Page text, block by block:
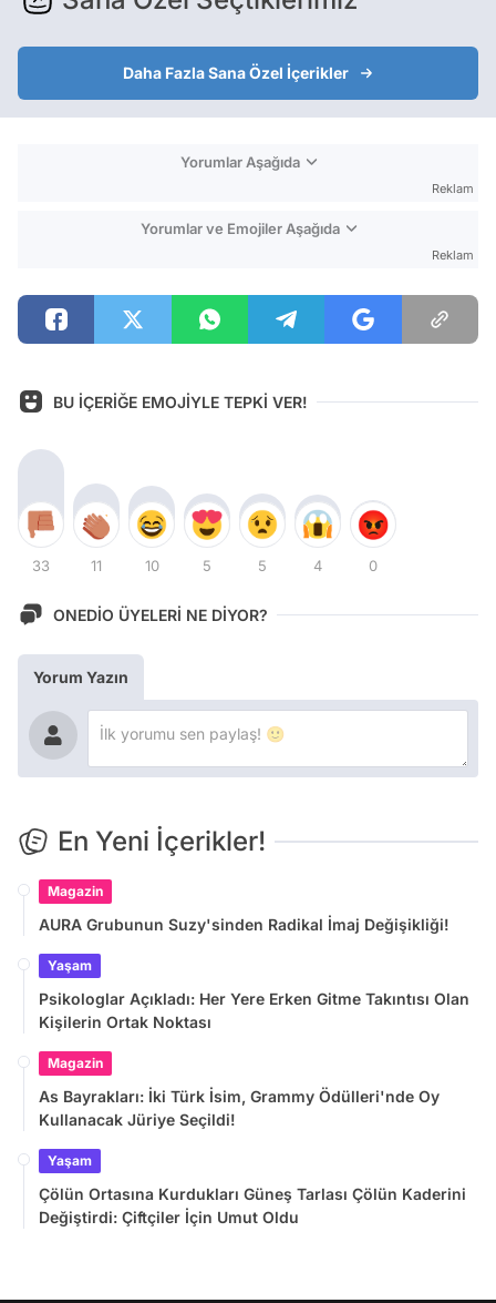
Daha Fazla Sana Özel İçerikler
Yorumlar Aşağıda
Reklam
Yorumlar ve Emojiler Aşağıda
Reklam
BU İÇERİĞE EMOJİYLE TEPKİ VER!
33 11 10 5 5 4 0
ONEDİO ÜYELERİ NE DİYOR?
Yorum Yazın
En Yeni İçerikler!
Magazin
AURA Grubunun Suzy'sinden Radikal İmaj Değişikliği!
Yaşam
Psikologlar Açıkladı: Her Yere Erken Gitme Takıntısı Olan
Kişilerin Ortak Noktası
Magazin
As Bayrakları: İki Türk İsim, Grammy Ödülleri'nde Oy
Kullanacak Jüriye Seçildi!
Yaşam
Çölün Ortasına Kurdukları Güneş Tarlası Çölün Kaderini
Değiştirdi: Çiftçiler İçin Umut Oldu